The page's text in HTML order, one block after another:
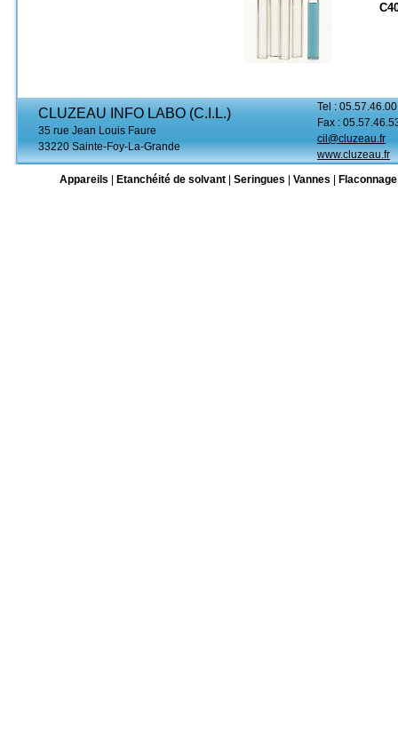
CLUZEAU INFO LABO (C.I.L.)
35 rue Jean Louis Faure
33220 Sainte-Foy-La-Grande
Tel :
Fax :
cil@cluzeau.fr
www.cluzeau.fr
Appareils
Etanchéité de solvant Seringues Vannes Flaconnage